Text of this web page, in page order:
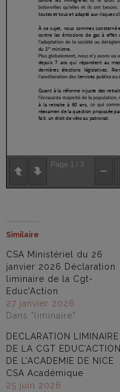
Page 1 / 3
Similaire
CSA Ministériel du 26
janvier 2026 Déclaration
liminaire de la Cgt-
Educ’Action
27 janvier 2026
Dans "liminaire"
DECLARATION LIMINAIRE
DE LA CGT EDUC’ACTION
DE L’ACADEMIE DE NICE
CSA Académique
25 juin 2026